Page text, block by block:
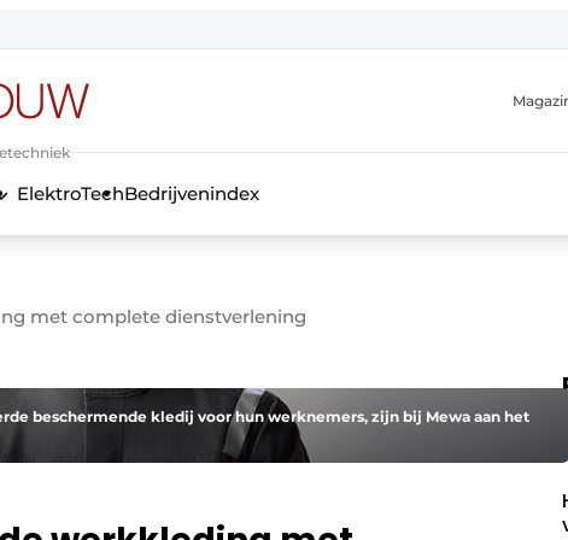
ElektroTechBedrijvenindex
met complete dienstverlening
beschermende kledij voor hun werknemers, zijn bij Mewa aan het